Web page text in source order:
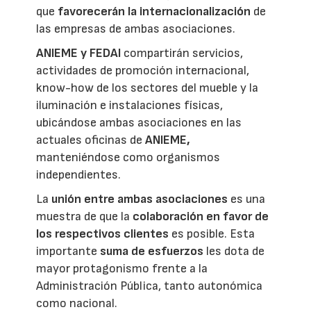
que favorecerán la internacionalización de
las empresas de ambas asociaciones.
ANIEME y FEDAI compartirán servicios,
actividades de promoción internacional,
know-how de los sectores del mueble y la
iluminación e instalaciones físicas,
ubicándose ambas asociaciones en las
actuales oficinas deANIEME,
manteniéndose como organismos
independientes.
La unión entre ambas asociaciones es una
muestra de que la colaboración en favor de
los respectivos clientes es posible. Esta
importante suma de esfuerzos les dota de
mayor protagonismo frente a la
Administración Pública, tanto autonómica
como nacional.